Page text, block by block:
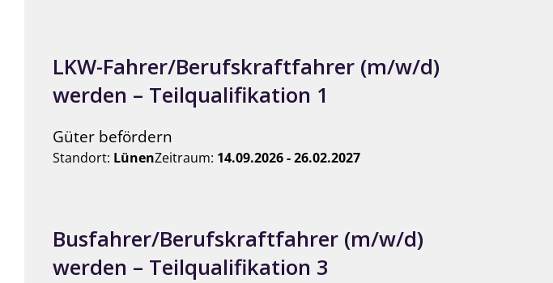
LKW-Fahrer/Berufskraftfahrer (m/w/d)
werden – Teilqualifikation 1
Güter befördern
Standort: LünenZeitraum: 14.09.2026 - 26.02.2027
Busfahrer/Berufskraftfahrer (m/w/d)
werden – Teilqualifikation 3